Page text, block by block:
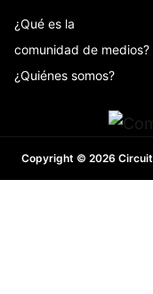
¿Qué es la
comunidad de medios?
¿Quiénes somos?
Copyright © 2026